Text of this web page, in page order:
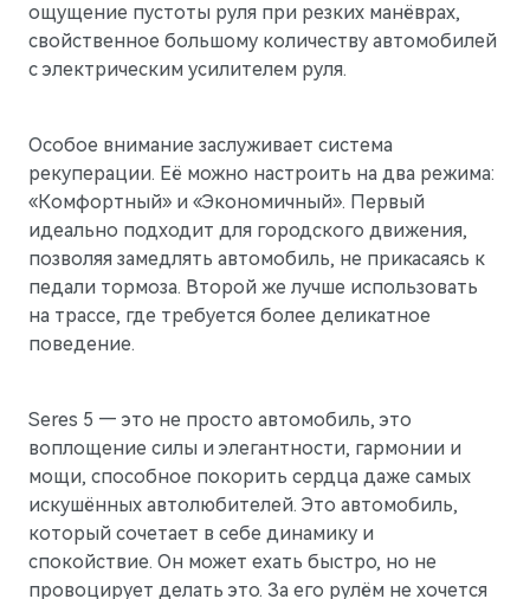
ощущение пустоты руля при резких манёврах,
свойственное большому количеству автомобилей
с электрическим усилителем руля.
Особое внимание заслуживает система
рекуперации. Её можно настроить на два режима:
«Комфортный» и «Экономичный». Первый
идеально подходит для городского движения,
позволяя замедлять автомобиль, не прикасаясь к
педали тормоза. Второй же лучше использовать
на трассе, где требуется более деликатное
поведение.
Seres 5 — это не просто автомобиль, это
воплощение силы и элегантности, гармонии и
мощи, способное покорить сердца даже самых
искушённых автолюбителей. Это автомобиль,
который сочетает в себе динамику и
спокойствие. Он может ехать быстро, но не
провоцирует делать это. За его рулём не хочется